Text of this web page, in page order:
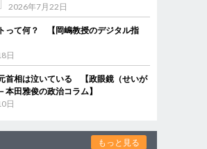
2026年7月22日
って何？ 【岡嶋教授のデジタル指
日
首相は泣いている 【政眼鏡（せいが
本田雅俊の政治コラム】
日
もっと見る